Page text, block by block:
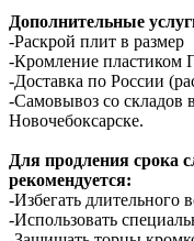
Дополнительные
-Раскрой плит в размер
-Кромление
-Доставка по России
-Самовывоз со складов
Новочебоксарске.
Для продления срока
рекомендуется:
-Избегать длительного
-Использовать